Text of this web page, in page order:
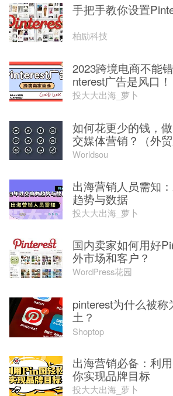
手把手教你设置
柏励科技
2023跨境电商不能
nterest广告是风口！
投大大出海_萝卜
如何花更少的钱，
交媒体营销？（外贸
Worldsou
出海营销人员需知
趋势与数据
投大大出海_萝卜
国内卖家如何用好
外市场和客户？
WordPress花园
pinterest为什么被
土？
Shoptop
出海营销必备：利
你实现品牌目标
投大大出海_萝卜